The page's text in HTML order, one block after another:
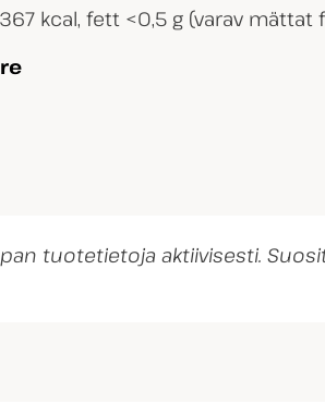
kcal, fett <0,5 g (varav
tuotetietoja aktiivisesti.